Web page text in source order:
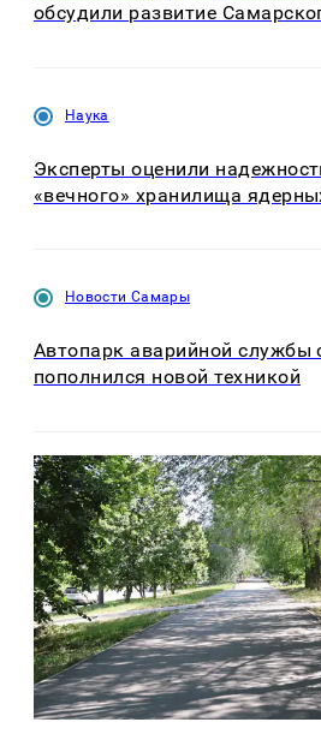
обсудили развитие
Наука
Эксперты оценили
«вечного» хранилища
Новости Самары
Автопарк аварийной службы
пополнился новой техникой